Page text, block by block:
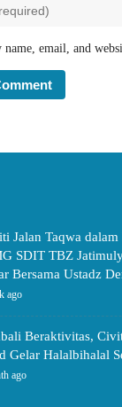
name, email, and
Jalan Taqwa
SDIT TBZ
Bersama Ustadz
ago
Beraktivitas,
Gelar Halalbihalal
ago